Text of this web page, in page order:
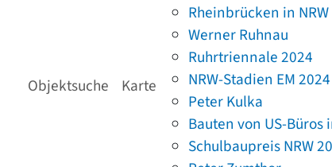
Objektsuche Karte
Rheinbrücken in NRW
Werner Ruhnau
Ruhrtriennale 2024
NRW-Stadien EM 2024
Peter Kulka
Bauten von US-Büros
Schulbaupreis NRW